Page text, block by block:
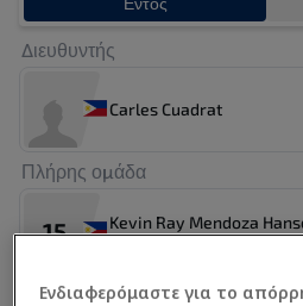
Διευθυντής
Carles Cuadrat
Πλήρης ομάδα
15 Kevin Ray Mendoza
Τερματοφύλακας
Ενδιαφερόμαστε για το